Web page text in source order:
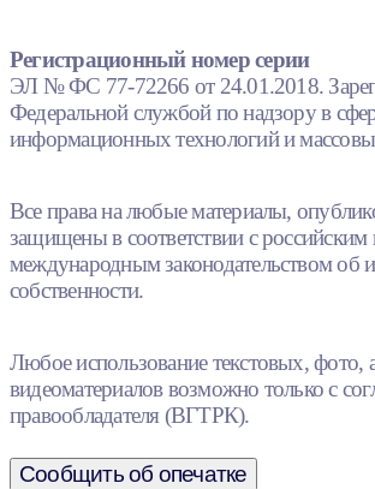
Регистрационный номер серии
ЭЛ № ФС 77-72266 от 24.01.2018.
Федеральной службой по надзору в
информационных технологий и
Все права на любые материалы,
защищены в соответствии с российским
международным законодательством об
собственности.
Любое использование текстовых, фото,
видеоматериалов возможно только с
правообладателя (ВГТРК).
Сообщить об опечатке